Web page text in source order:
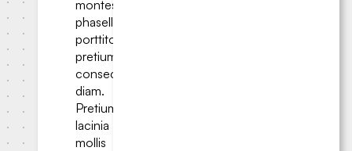
montes
phasellus
porttitor
pretium
consectetur
diam.
Pretium
lacinia
mollis